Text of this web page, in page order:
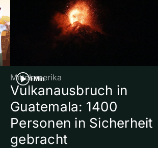
1 Min
Mittelamerika
Vulkanausbruch in
Guatemala: 1400
Personen in Sicherheit
gebracht